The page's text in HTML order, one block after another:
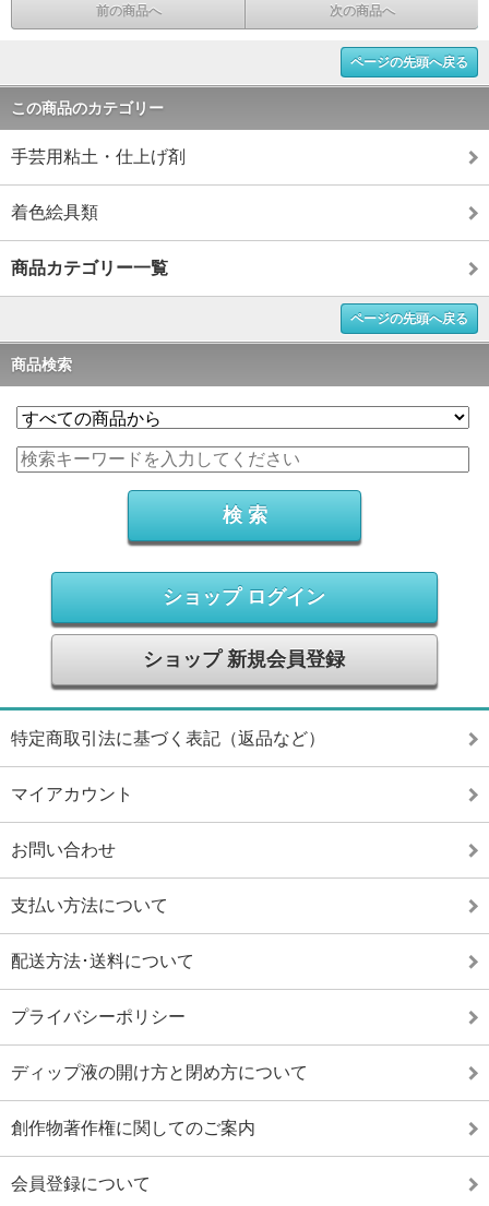
前の商品へ 次の商品へ
ページの先頭へ戻る
この商品のカテゴリー
手芸用粘土・仕上げ剤
着色絵具類
商品カテゴリー一覧
ページの先頭へ戻る
商品検索
ショップ ログイン
ショップ 新規会員登録
特定商取引法に基づく表記（返品など）
マイアカウント
お問い合わせ
支払い方法について
配送方法･送料について
プライバシーポリシー
ディップ液の開け方と閉め方について
創作物著作権に関してのご案内
会員登録について